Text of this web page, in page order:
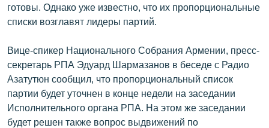
«Ազատության» բոլոր կայքերը
готовы. Однако уже известно, что их пропорциональные
списки возглавят лидеры партий.
Вице-спикер Национального Собрания Армении, пресс-
секретарь РПА Эдуард Шармазанов в беседе с Радио
Азатутюн сообщил, что пропорциональный список
партии будет уточнен в конце недели на заседании
Исполнительного органа РПА. На этом же заседании
будет решен также вопрос выдвижений по